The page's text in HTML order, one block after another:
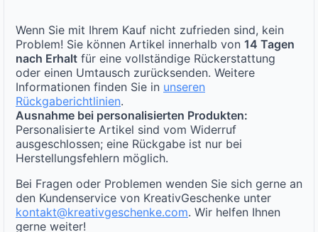
Wenn Sie mit Ihrem Kauf nicht zufrieden sind, kein
Problem! Sie können Artikel innerhalb von 14 Tagen
nach Erhalt für eine vollständige Rückerstattung
oder einen Umtausch zurücksenden. Weitere
Informationen finden Sie in unseren
Rückgaberichtlinien.
Ausnahme bei personalisierten Produkten:
Personalisierte Artikel sind vom Widerruf
ausgeschlossen; eine Rückgabe ist nur bei
Herstellungsfehlern möglich.
Bei Fragen oder Problemen wenden Sie sich gerne an
den Kundenservice von KreativGeschenke unter
kontakt@kreativgeschenke.com. Wir helfen Ihnen
gerne weiter!